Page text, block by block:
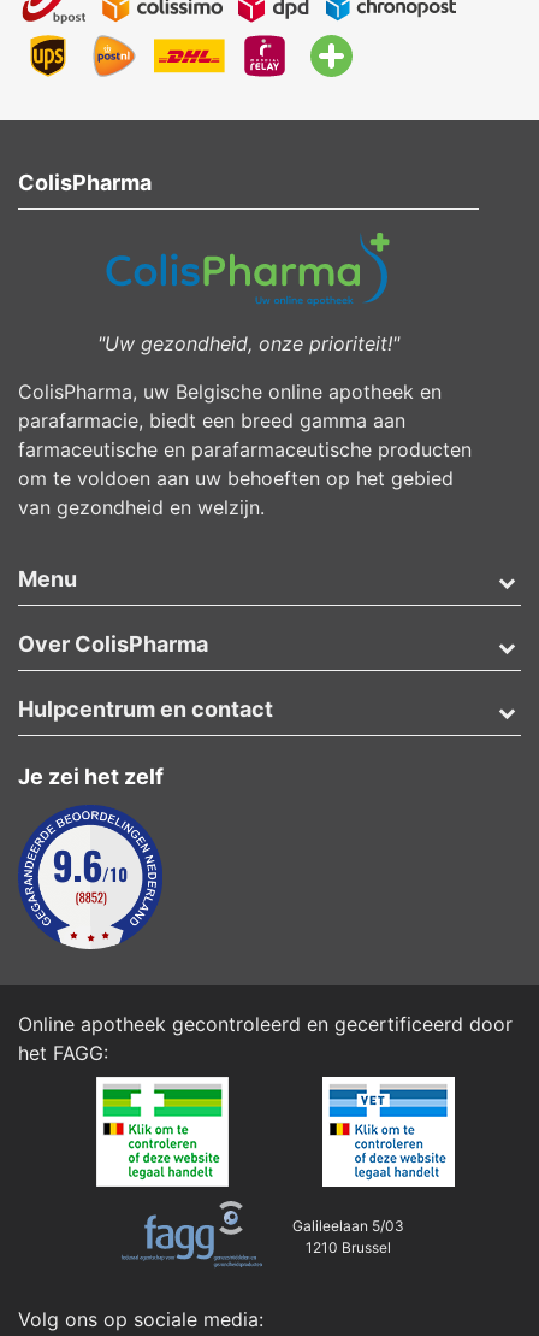
ColisPharma
"Uw gezondheid, onze prioriteit!"
ColisPharma, uw Belgische online apotheek en
parafarmacie, biedt een breed gamma aan
farmaceutische en parafarmaceutische producten
om te voldoen aan uw behoeften op het gebied
van gezondheid en welzijn.
Menu
Over ColisPharma
Je zei het zelf
Hulpcentrum en contact
Online apotheek gecontroleerd en gecertificeerd door
het FAGG:
Galileelaan 5/03
1210 Brussel
Volg ons op sociale media: